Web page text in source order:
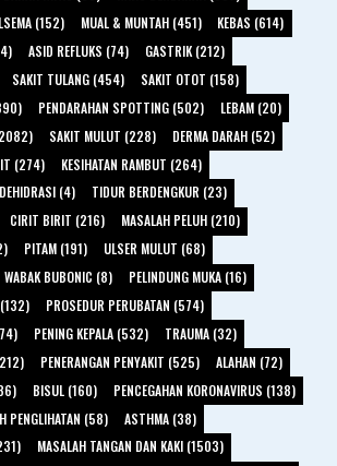
(152) MUAL & MUNTAH (451)
KEBAS (614)
ASID REFLUKS (74)
GASTRIK (212)
SAKIT TULANG (454)
SAKIT OTOT (158)
PENDARAHAN SPOTTING (502)
LEBAM (20)
SAKIT MULUT (228)
DERMA DARAH (52)
(274)
KESIHATAN RAMBUT (264)
DEHIDRASI (4)
TIDUR BERDENGKUR (23)
CIRIT BIRIT (216)
MASALAH PELUH (210)
PITAM (191)
ULSER MULUT (68)
WABAK BUBONIC (8)
PELINDUNG MUKA (16)
(132)
PROSEDUR PERUBATAN (574)
PENING KEPALA (532)
TRAUMA (32)
PENERANGAN PENYAKIT (525)
ALAHAN (72)
BISUL (160)
PENCEGAHAN KORONAVIRUS (138)
PENGLIHATAN (58)
ASTHMA (38)
MASALAH TANGAN DAN KAKI (1503)